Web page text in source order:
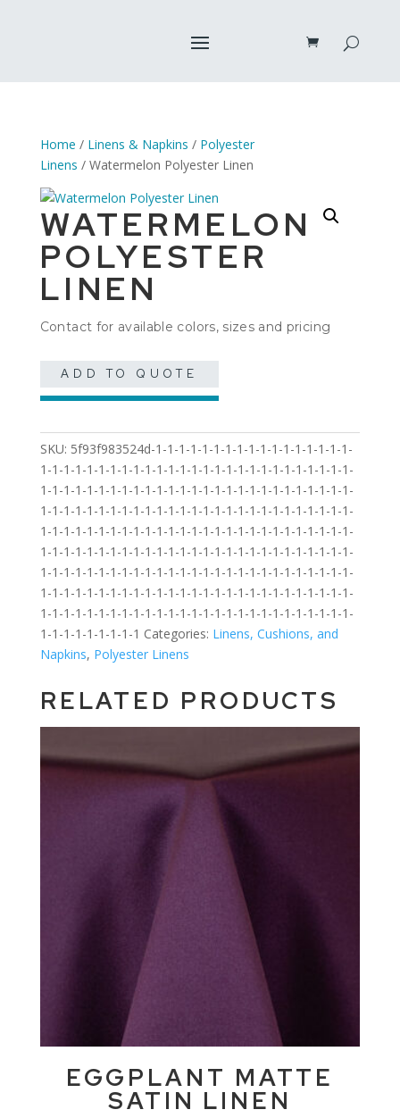
Home / Linens & Napkins / Polyester
Linens / Watermelon Polyester Linen
WATERMELON
POLYESTER
LINEN
Contact for available colors, sizes and pricing
ADD TO QUOTE
SKU: 5f93f983524d-1-1-1-1-1-1-1-1-1-1-1-1-1-1-1-1-1-
1-1-1-1-1-1-1-1-1-1-1-1-1-1-1-1-1-1-1-1-1-1-1-1-1-1-1-
1-1-1-1-1-1-1-1-1-1-1-1-1-1-1-1-1-1-1-1-1-1-1-1-1-1-1-
1-1-1-1-1-1-1-1-1-1-1-1-1-1-1-1-1-1-1-1-1-1-1-1-1-1-1-
1-1-1-1-1-1-1-1-1-1-1-1-1-1-1-1-1-1-1-1-1-1-1-1-1-1-1-
1-1-1-1-1-1-1-1-1-1-1-1-1-1-1-1-1-1-1-1-1-1-1-1-1-1-1-
1-1-1-1-1-1-1-1-1-1-1-1-1-1-1-1-1-1-1-1-1-1-1-1-1-1-1-
1-1-1-1-1-1-1-1-1-1-1-1-1-1-1-1-1-1-1-1-1-1-1-1-1-1-1-
1-1-1-1-1-1-1-1-1-1-1-1-1-1-1-1-1-1-1-1-1-1-1-1-1-1-1-
1-1-1-1-1-1-1-1-1 Categories: Linens, Cushions, and
Napkins, Polyester Linens
RELATED PRODUCTS
EGGPLANT MATTE
SATIN LINEN